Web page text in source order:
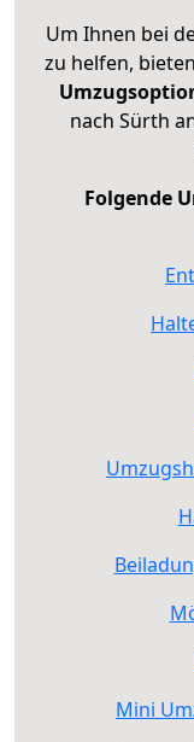
Um Ihnen bei
zu helfen,
nach Sürth
Folgende
Mini